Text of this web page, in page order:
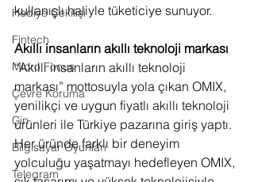
Hediye Çekilişi
Fintech
Micro Focus
Çevre Koruma
Çin
Bilgisayar Oyunları
Telegram
kullanışlı haliyle tüketiciye sunuyor.
Akıllı insanların akıllı teknoloji markası
“Akıllı insanların akıllı teknoloji
markası” mottosuyla yola çıkan OMIX,
yenilikçi ve uygun fiyatlı akıllı teknoloji
ürünleri ile Türkiye pazarına giriş yaptı.
Her üründe farklı bir deneyim
yolculuğu yaşatmayı hedefleyen OMIX,